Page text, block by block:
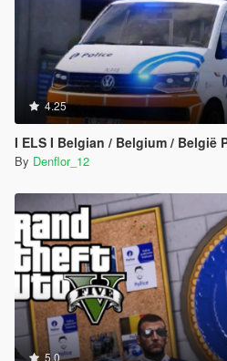
4.25
I ELS I Belgian / Belgium / België
By Denflor_12
5.0